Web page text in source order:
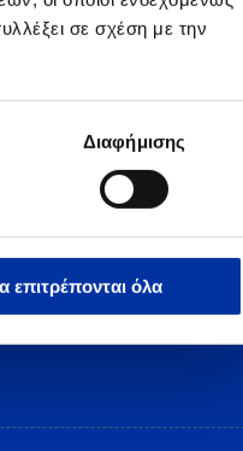
σε σχέση με την
Διαφήμισης
επιτρέπονται όλα
περιβαλλοντικού
όλα τα προβλεπόμενα
Διαδικασίες Λειτουργίας
κοινωνίας, καθώς και η
εργασίες και με την